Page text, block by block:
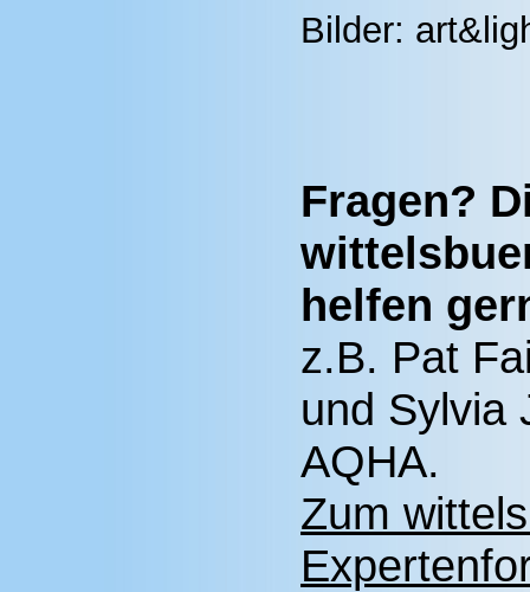
Bilder:
Fragen?
helfen
z.B. Pat
und Sylvia
AQHA.
Zum